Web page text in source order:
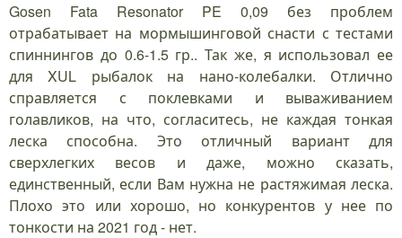
Gosen Fata Resonator PE 0,09 без проблем
отрабатывает на мормышинговой снасти с тестами
спиннингов до 0.6-1.5 гр.. Так же, я использовал ее
для XUL рыбалок на нано-колебалки. Отлично
справляется с поклевками и вываживанием
голавликов, на что, согласитесь, не каждая тонкая
леска способна. Это отличный вариант для
сверхлегких весов и даже, можно сказать,
единственный, если Вам нужна не растяжимая леска.
Плохо это или хорошо, но конкурентов у нее по
тонкости на 2021 год - нет.